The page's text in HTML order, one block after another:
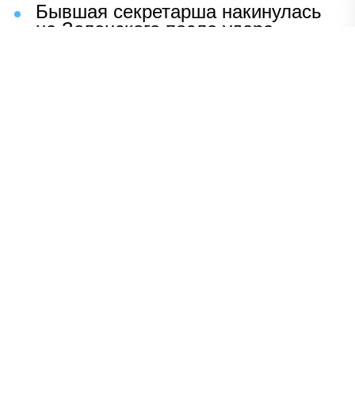
Бывшая секретарша накинулась
на Зеленского после удара